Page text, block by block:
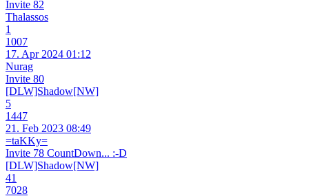
Invite 82
Thalassos
1
1007
17. Apr 2024 01:12
Nurag
Invite 80
[DLW]Shadow[NW]
5
1447
21. Feb 2023 08:49
=taKKy=
Invite 78 CountDown... :-D
[DLW]Shadow[NW]
41
7028